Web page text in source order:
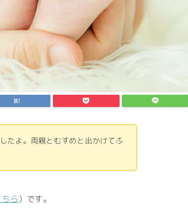
たよ。両親とむすめと出かけてふ
ら ）です。